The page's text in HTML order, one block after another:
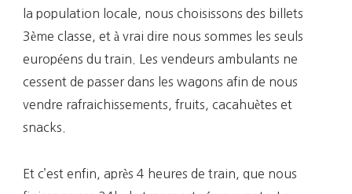
la population locale, nous choisissons des billets
3ème classe, et à vrai dire nous sommes les seuls
européens du train. Les vendeurs ambulants ne
cessent de passer dans les wagons afin de nous
vendre rafraichissements, fruits, cacahuètes et
snacks.
Et c’est enfin, après 4 heures de train, que nous